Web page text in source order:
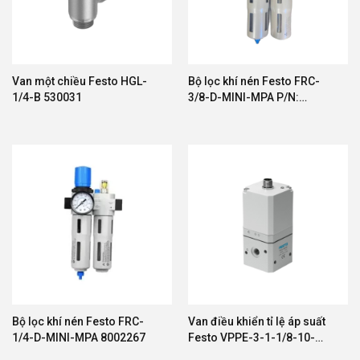
Festoluôn hoạt động với phương châm: chúng tôi là
những kỹ sư năng suất –
WE ARE THE ENGINEERS
Festo?
Chất Lượng Đức – Độ Tin Cậy Cao
Tất cả các sản phẩm Festo được sản xuất theo
tiêu chuẩn nghiêm ngặt của Đức, đảm bảo khả
năng hoạt động liên tục trong môi trường công
Công Nghệ Tiên Tiến
Van một chiều Festo HGL-
1/4-B 530031
Bộ lọc khí nén Festo FRC-
3/8-D-MINI-MPA P/N:
Bộ lọc khí nén Festo FRC-
1/4-D-MINI-MPA 8002267
Van điều khiển tỉ lệ áp suất
Festo VPPE-3-1-1/8-10-